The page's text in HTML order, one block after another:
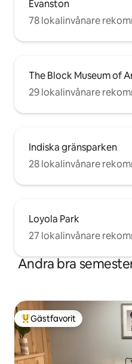
Evanston
78 lokalinvånare
The Block Museum of
29 lokalinvånare
Indiska gränsparken
28 lokalinvånare
Loyola Park
27 lokalinvånare
Andra bra
Populär gästfavorit
Gästfavorit